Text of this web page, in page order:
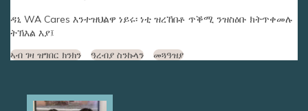
ዳኒ WA Cares እንተዝህልዋ ነይሩ፡ ነቲ ዝረኸበቶ ጥቕሚ ንዝስዕቡ ክትጥቀመሉ
ትኽእል እያ፤
ኣብ ገዛ ዝግበር ክንክን ዓረብያ ስንኩላን መጓዓዝያ
Image